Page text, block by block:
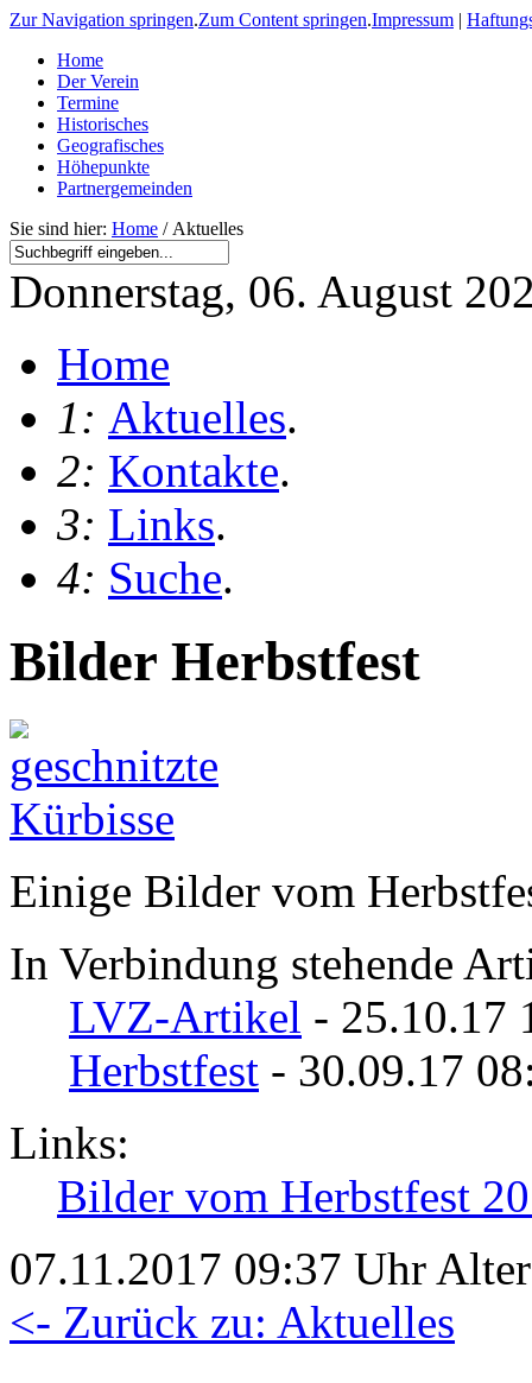
Zur Navigation springen.Zum Content springen.Impressum |
Home
Der Verein
Termine
Historisches
Geografisches
Höhepunkte
Partnergemeinden
Sie sind hier: Home / Aktuelles
Donnerstag, 06. August
Home
1: Aktuelles.
2: Kontakte.
3: Links.
4: Suche.
Bilder Herbstfest
Einige Bilder vom
In Verbindung stehende
LVZ-Artikel - 25.10.17
Herbstfest - 30.09.17
Links:
Bilder vom Herbstfest
07.11.2017 09:37 Uhr
<- Zurück zu: Aktuelles